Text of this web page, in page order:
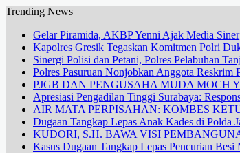
Trending News
Gelar Piramida, AKBP Yenni Ajak Media
Kapolres Gresik Tegaskan Komitmen Polri
Sinergi Polisi dan Petani, Polres Pelabuhan
Polres Pasuruan Nonjobkan Anggota Reskrim
PJGB DAN PENGUSAHA MUDA MOCH
Apresiasi Pengadilan Tinggi Surabaya:
AIR MATA PERPISAHAN: KOMBES
Dugaan Tangkap Lepas Anak Kades di
KUDORI, S.H. BAWA VISI
Kasus Dugaan Tangkap Lepas Pencurian